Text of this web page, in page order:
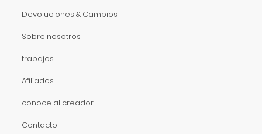
Devoluciones & Cambios
Sobre nosotros
trabajos
Afiliados
conoce al creador
Contacto